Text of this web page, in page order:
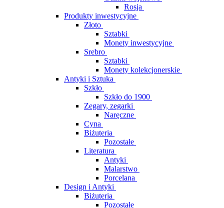
Rosja
Produkty inwestycyjne
Złoto
Sztabki
Monety inwestycyjne
Srebro
Sztabki
Monety kolekcjonerskie
Antyki i Sztuka
Szkło
Szkło do 1900
Zegary, zegarki
Naręczne
Cyna
Biżuteria
Pozostałe
Literatura
Antyki
Malarstwo
Porcelana
Design i Antyki
Biżuteria
Pozostałe